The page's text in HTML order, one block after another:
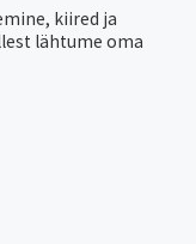
kiired ja
lähtume oma